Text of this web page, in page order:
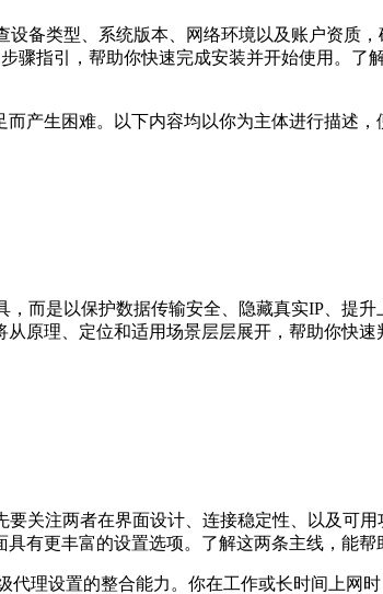
设备类型、系统版本、网络环境以及账户资质
骤指引，帮助你快速完成安装并开始使用。
产生困难。以下内容均以你为主体进行描述，
，而是以保护数据传输安全、隐藏真实IP、提
原理、定位和适用场景层层展开，帮助你快速
关注两者在界面设计、连接稳定性、以及可
有更丰富的设置选项。了解这两条主线，能帮
理设置的整合能力。你在工作或长时间上网